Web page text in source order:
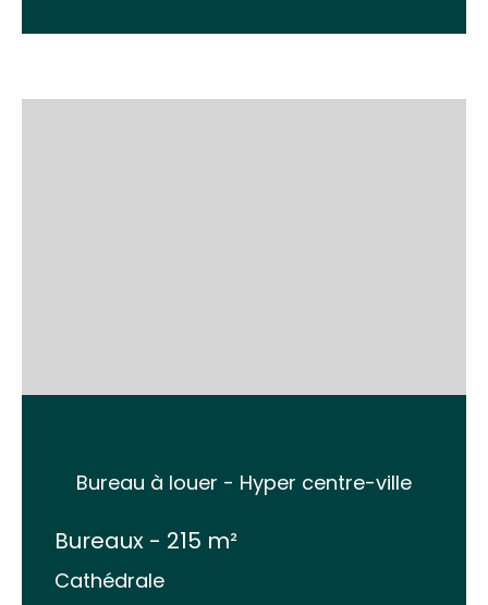
Bureau à louer - Hyper centre-ville
Bureaux - 215 m²
Cathédrale